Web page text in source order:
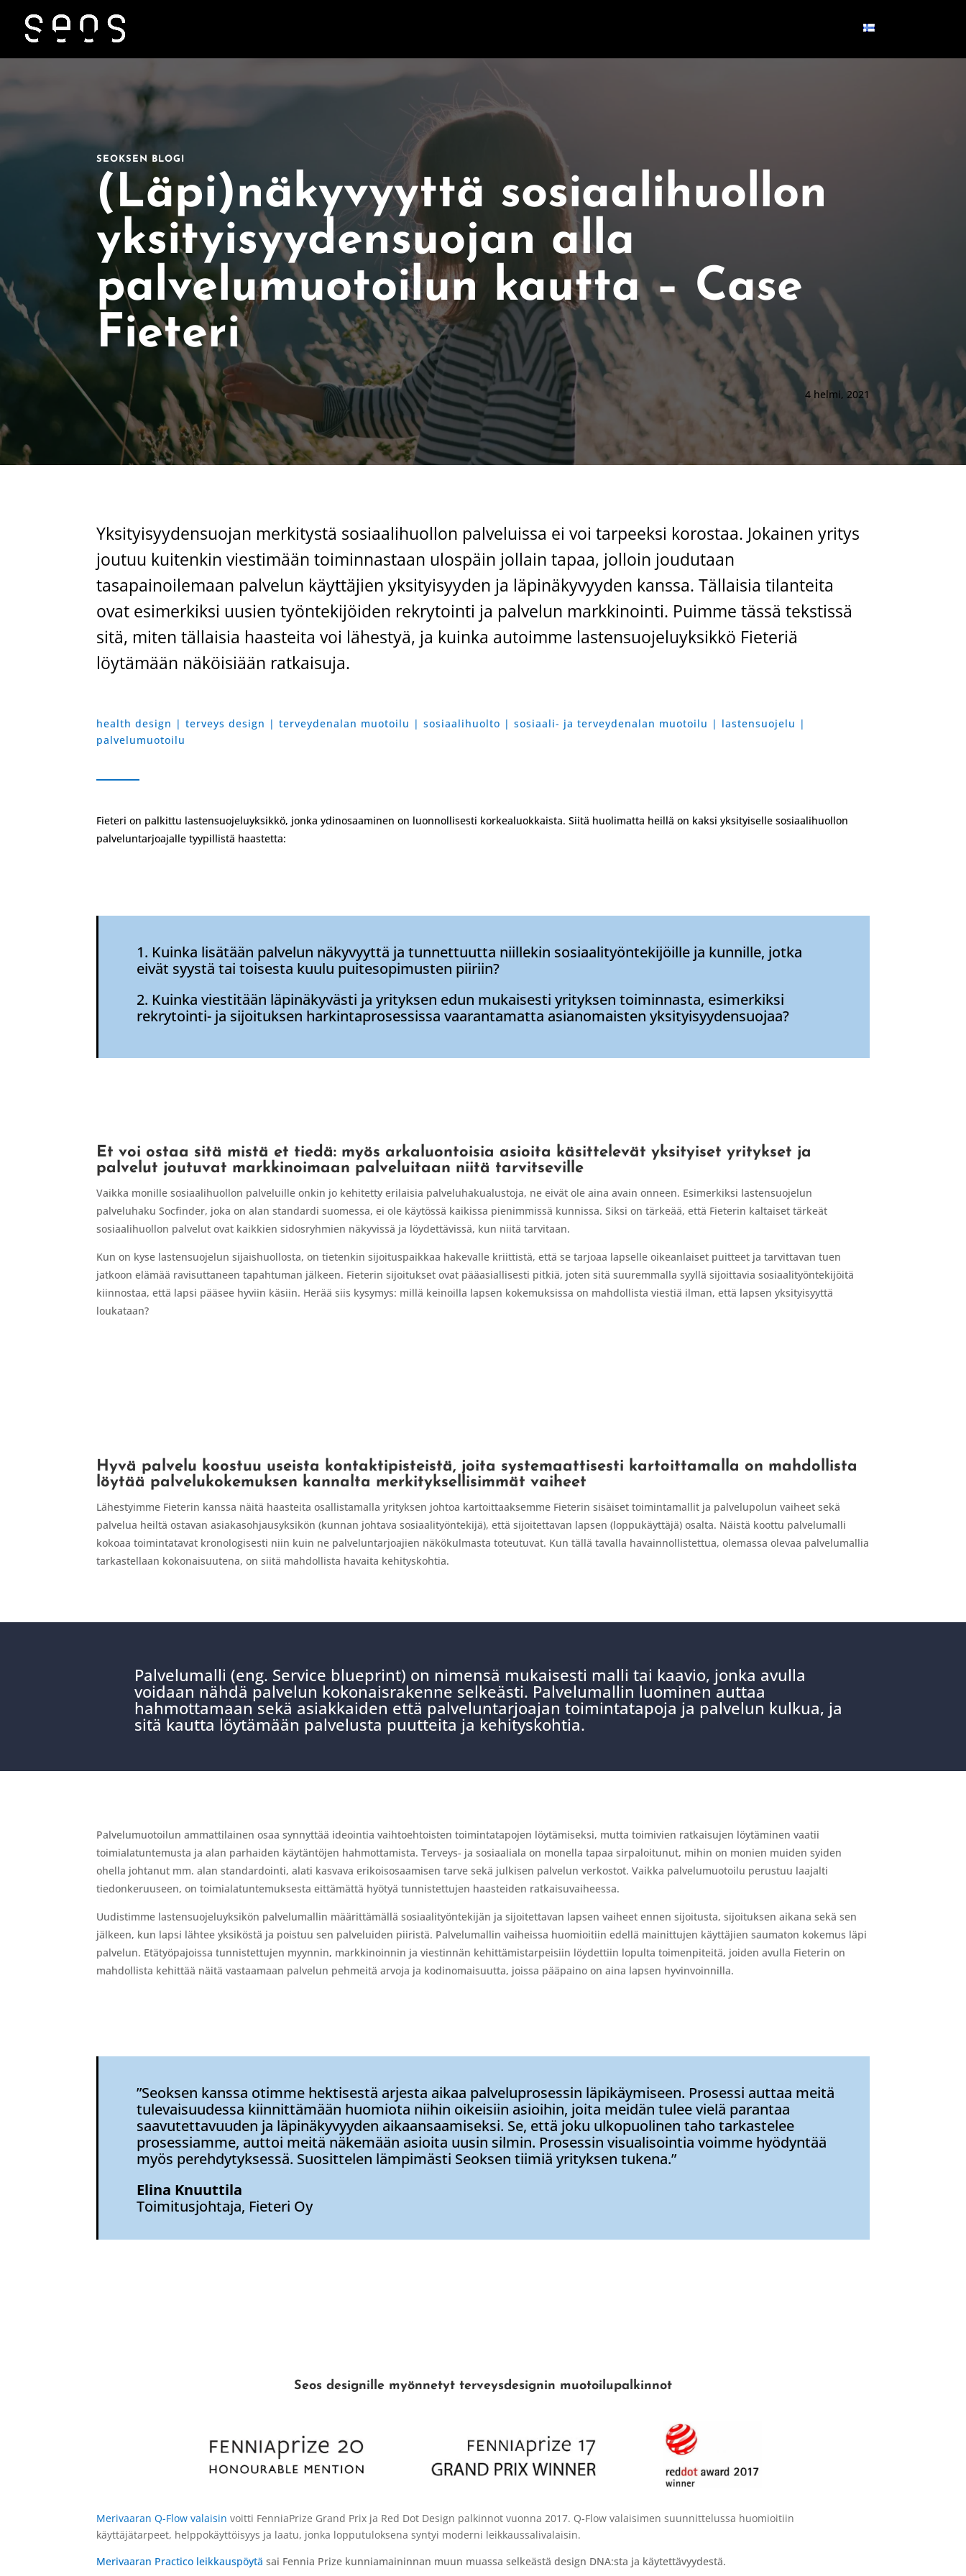
SEOKSEN BLOGI
(Läpi)näkyvyyttä sosiaalihuollon
yksityisyydensuojan alla
palvelumuotoilun kautta – Case
Fieteri
4 helmi, 2021
Yksityisyydensuojan merkitystä sosiaalihuollon palveluissa ei voi tarpeeksi korostaa. Jokainen yritys
joutuu kuitenkin viestimään toiminnastaan ulospäin jollain tapaa, jolloin joudutaan
tasapainoilemaan palvelun käyttäjien yksityisyyden ja läpinäkyvyyden kanssa. Tällaisia tilanteita
ovat esimerkiksi uusien työntekijöiden rekrytointi ja palvelun markkinointi. Puimme tässä tekstissä
sitä, miten tällaisia haasteita voi lähestyä, ja kuinka autoimme lastensuojeluyksikkö Fieteriä
löytämään näköisiään ratkaisuja.
health design | terveys design | terveydenalan muotoilu | sosiaalihuolto | sosiaali- ja terveydenalan muotoilu | lastensuojelu |
palvelumuotoilu
Fieteri on palkittu lastensuojeluyksikkö, jonka ydinosaaminen on luonnollisesti korkealuokkaista. Siitä huolimatta heillä on kaksi yksityiselle sosiaalihuollon
palveluntarjoajalle tyypillistä haastetta:
1. Kuinka lisätään palvelun näkyvyyttä ja tunnettuutta niillekin sosiaalityöntekijöille ja kunnille, jotka
eivät syystä tai toisesta kuulu puitesopimusten piiriin?
2. Kuinka viestitään läpinäkyvästi ja yrityksen edun mukaisesti yrityksen toiminnasta, esimerkiksi
rekrytointi- ja sijoituksen harkintaprosessissa vaarantamatta asianomaisten yksityisyydensuojaa?
Et voi ostaa sitä mistä et tiedä: myös arkaluontoisia asioita käsittelevät yksityiset yritykset ja
palvelut joutuvat markkinoimaan palveluitaan niitä tarvitseville
Vaikka monille sosiaalihuollon palveluille onkin jo kehitetty erilaisia palveluhakualustoja, ne eivät ole aina avain onneen. Esimerkiksi lastensuojelun
palveluhaku Socfinder, joka on alan standardi suomessa, ei ole käytössä kaikissa pienimmissä kunnissa. Siksi on tärkeää, että Fieterin kaltaiset tärkeät
sosiaalihuollon palvelut ovat kaikkien sidosryhmien näkyvissä ja löydettävissä, kun niitä tarvitaan.
Kun on kyse lastensuojelun sijaishuollosta, on tietenkin sijoituspaikkaa hakevalle kriittistä, että se tarjoaa lapselle oikeanlaiset puitteet ja tarvittavan tuen
jatkoon elämää ravisuttaneen tapahtuman jälkeen. Fieterin sijoitukset ovat pääasiallisesti pitkiä, joten sitä suuremmalla syyllä sijoittavia sosiaalityöntekijöitä
kiinnostaa, että lapsi pääsee hyviin käsiin. Herää siis kysymys: millä keinoilla lapsen kokemuksissa on mahdollista viestiä ilman, että lapsen yksityisyyttä
loukataan?
Hyvä palvelu koostuu useista kontaktipisteistä, joita systemaattisesti kartoittamalla on mahdollista
löytää palvelukokemuksen kannalta merkityksellisimmät vaiheet
Lähestyimme Fieterin kanssa näitä haasteita osallistamalla yrityksen johtoa kartoittaaksemme Fieterin sisäiset toimintamallit ja palvelupolun vaiheet sekä
palvelua heiltä ostavan asiakasohjausyksikön (kunnan johtava sosiaalityöntekijä), että sijoitettavan lapsen (loppukäyttäjä) osalta. Näistä koottu palvelumalli
kokoaa toimintatavat kronologisesti niin kuin ne palveluntarjoajien näkökulmasta toteutuvat. Kun tällä tavalla havainnollistettua, olemassa olevaa palvelumallia
tarkastellaan kokonaisuutena, on siitä mahdollista havaita kehityskohtia.
Palvelumalli (eng. Service blueprint) on nimensä mukaisesti malli tai kaavio, jonka avulla
voidaan nähdä palvelun kokonaisrakenne selkeästi. Palvelumallin luominen auttaa
hahmottamaan sekä asiakkaiden että palveluntarjoajan toimintatapoja ja palvelun kulkua, ja
sitä kautta löytämään palvelusta puutteita ja kehityskohtia.
Palvelumuotoilun ammattilainen osaa synnyttää ideointia vaihtoehtoisten toimintatapojen löytämiseksi, mutta toimivien ratkaisujen löytäminen vaatii
toimialatuntemusta ja alan parhaiden käytäntöjen hahmottamista. Terveys- ja sosiaaliala on monella tapaa sirpaloitunut, mihin on monien muiden syiden
ohella johtanut mm. alan standardointi, alati kasvava erikoisosaamisen tarve sekä julkisen palvelun verkostot. Vaikka palvelumuotoilu perustuu laajalti
tiedonkeruuseen, on toimialatuntemuksesta eittämättä hyötyä tunnistettujen haasteiden ratkaisuvaiheessa.
Uudistimme lastensuojeluyksikön palvelumallin määrittämällä sosiaalityöntekijän ja sijoitettavan lapsen vaiheet ennen sijoitusta, sijoituksen aikana sekä sen
jälkeen, kun lapsi lähtee yksiköstä ja poistuu sen palveluiden piiristä. Palvelumallin vaiheissa huomioitiin edellä mainittujen käyttäjien saumaton kokemus läpi
palvelun. Etätyöpajoissa tunnistettujen myynnin, markkinoinnin ja viestinnän kehittämistarpeisiin löydettiin lopulta toimenpiteitä, joiden avulla Fieterin on
mahdollista kehittää näitä vastaamaan palvelun pehmeitä arvoja ja kodinomaisuutta, joissa pääpaino on aina lapsen hyvinvoinnilla.
”Seoksen kanssa otimme hektisestä arjesta aikaa palveluprosessin läpikäymiseen. Prosessi auttaa meitä
tulevaisuudessa kiinnittämään huomiota niihin oikeisiin asioihin, joita meidän tulee vielä parantaa
saavutettavuuden ja läpinäkyvyyden aikaansaamiseksi. Se, että joku ulkopuolinen taho tarkastelee
prosessiamme, auttoi meitä näkemään asioita uusin silmin. Prosessin visualisointia voimme hyödyntää
myös perehdytyksessä. Suosittelen lämpimästi Seoksen tiimiä yrityksen tukena.”
Elina Knuuttila
Toimitusjohtaja, Fieteri Oy
Seos designille myönnetyt terveysdesignin muotoilupalkinnot
Merivaaran Q-Flow valaisin voitti FenniaPrize Grand Prix ja Red Dot Design palkinnot vuonna 2017. Q-Flow valaisimen suunnittelussa huomioitiin
käyttäjätarpeet, helppokäyttöisyys ja laatu, jonka lopputuloksena syntyi moderni leikkaussalivalaisin.
Merivaaran Practico leikkauspöytä sai Fennia Prize kunniamaininnan muun muassa selkeästä design DNA:sta ja käytettävyydestä.